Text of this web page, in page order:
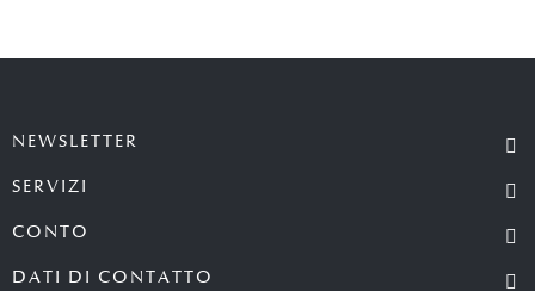
NEWSLETTER
SERVIZI
CONTO
DATI DI CONTATTO